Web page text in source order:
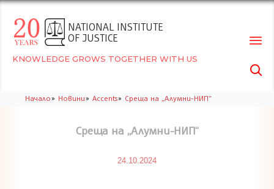
NATIONAL INSTITUTE
OF JUSTICE
KNOWLEDGE GROWS TOGETHER WITH US

Начало» Новини» Accents» Среща на „Алумни-НИП“
Среща на „Алумни-НИП“
24.10.2024